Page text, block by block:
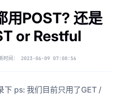
用POST? 还是
or Restful
时间： 2023-06-09 07:00:56
下 ps: 我们目前只用了GET /